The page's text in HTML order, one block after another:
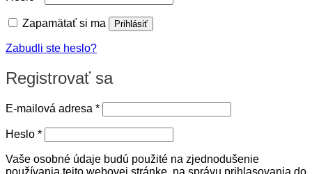
Zapamätať si ma Prihlásiť
Zabudli ste heslo?
Registrovať sa
E-mailová adresa *Povinné
Heslo *Povinné
Vaše osobné údaje budú použité na zjednodušenie
používania tejto webovej stránke, na správu prihlasovania do